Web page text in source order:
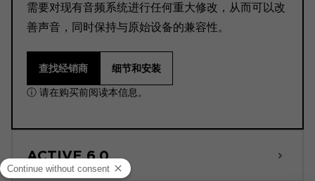
需要对现有音频系统进行任何重大修改，从而可以改
善声音，同时保持与原始设备的兼容性。
查找经销商 细节和安装
ⓘ 请在购买前阅读本信息。
ACTIVE 6.0